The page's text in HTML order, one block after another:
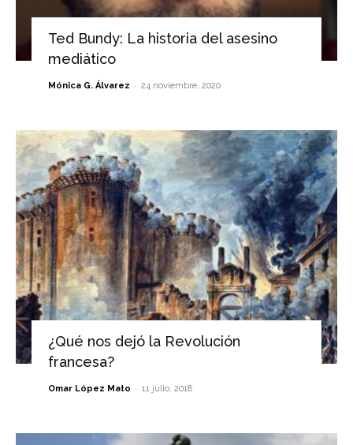
Ted Bundy: La historia del asesino
mediático
Mónica G. Álvarez - 24 noviembre, 2020
¿Qué nos dejó la Revolución
francesa?
Omar López Mato - 11 julio, 2018